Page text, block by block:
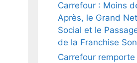
Carrefour : Moins
Après, le Grand
Social et le
de la Franchise
Carrefour remporte